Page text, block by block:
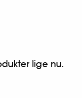
lige nu.